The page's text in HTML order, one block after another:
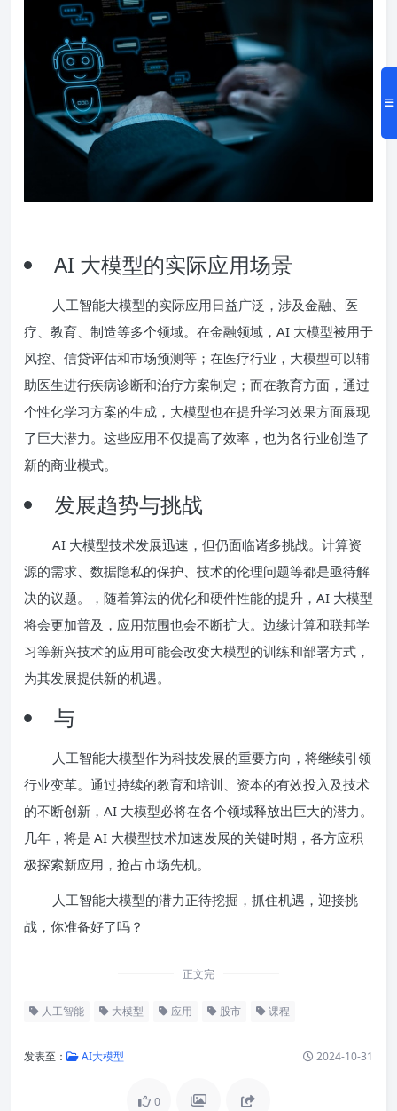
AI 大模型的实际应用场景
人工智能大模型的实际应用日益广泛，涉及金融、医
疗、教育、制造等多个领域。在金融领域，AI 大模型被用于
风控、信贷评估和市场预测等；在医疗行业，大模型可以辅
助医生进行疾病诊断和治疗方案制定；而在教育方面，通过
个性化学习方案的生成，大模型也在提升学习效果方面展现
了巨大潜力。这些应用不仅提高了效率，也为各行业创造了
新的商业模式。
发展趋势与挑战
AI 大模型技术发展迅速，但仍面临诸多挑战。计算资
源的需求、数据隐私的保护、技术的伦理问题等都是亟待解
决的议题。，随着算法的优化和硬件性能的提升，AI 大模型
将会更加普及，应用范围也会不断扩大。边缘计算和联邦学
习等新兴技术的应用可能会改变大模型的训练和部署方式，
为其发展提供新的机遇。
与
人工智能大模型作为科技发展的重要方向，将继续引领
行业变革。通过持续的教育和培训、资本的有效投入及技术
的不断创新，AI 大模型必将在各个领域释放出巨大的潜力。
几年，将是 AI 大模型技术加速发展的关键时期，各方应积
极探索新应用，抢占市场先机。
人工智能大模型的潜力正待挖掘，抓住机遇，迎接挑
战，你准备好了吗？
正文完
人工智能 大模型 应用 股市 课程
发表至： AI大模型 2024-10-31
0